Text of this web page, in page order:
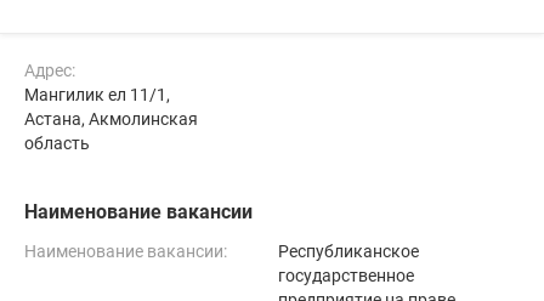
Адрес:
Мангилик ел 11/1,
Астана, Акмолинская
область
Наименование вакансии
Наименование вакансии:
Республиканское
государственное